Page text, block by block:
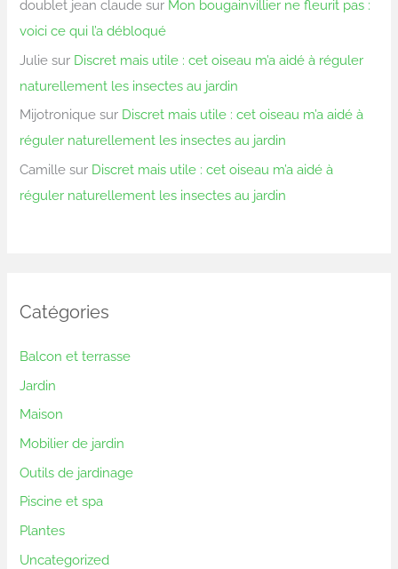
doublet jean claude sur Mon bougainvillier ne fleurit pas :
voici ce qui l’a débloqué
Julie sur Discret mais utile : cet oiseau m’a aidé à réguler
naturellement les insectes au jardin
Mijotronique sur Discret mais utile : cet oiseau m’a aidé à
réguler naturellement les insectes au jardin
Camille sur Discret mais utile : cet oiseau m’a aidé à
réguler naturellement les insectes au jardin
Catégories
Balcon et terrasse
Jardin
Maison
Mobilier de jardin
Outils de jardinage
Piscine et spa
Plantes
Uncategorized